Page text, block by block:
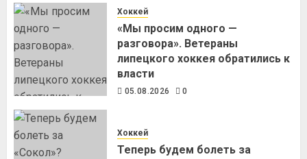
Хоккей
«Мы просим одного —
разговора». Ветераны
липецкого хоккея обратились к
власти
05.08.2026 0
Хоккей
Теперь будем болеть за